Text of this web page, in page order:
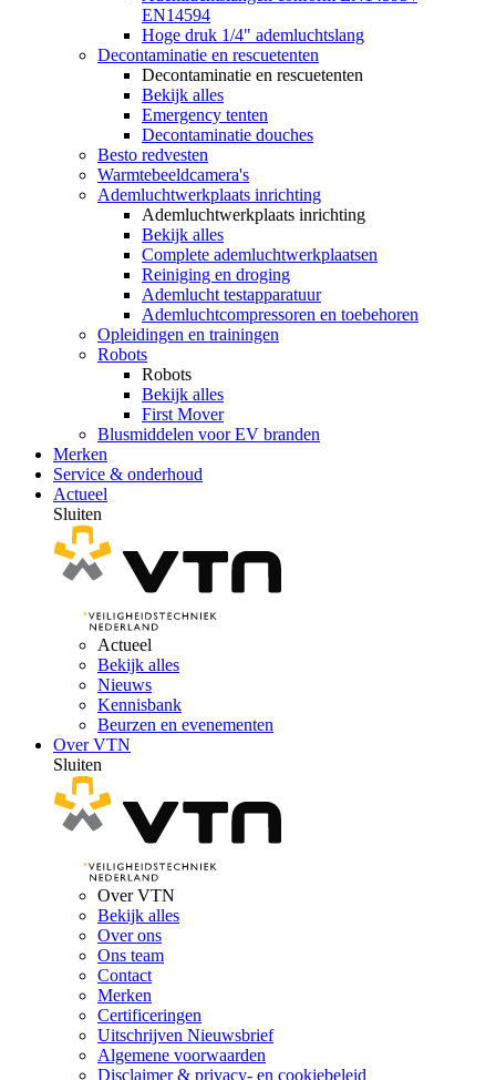
EN14594
Hoge druk 1/4" ademluchtslang
Decontaminatie en rescuetenten
Decontaminatie en rescuetenten
Bekijk alles
Emergency tenten
Decontaminatie douches
Besto redvesten
Warmtebeeldcamera's
Ademluchtwerkplaats inrichting
Ademluchtwerkplaats inrichting
Bekijk alles
Complete ademluchtwerkplaatsen
Reiniging en droging
Ademlucht testapparatuur
Ademluchtcompressoren en toebehoren
Opleidingen en trainingen
Robots
Robots
Bekijk alles
First Mover
Blusmiddelen voor EV branden
Merken
Service & onderhoud
Actueel
Sluiten
Actueel
Bekijk alles
Nieuws
Kennisbank
Beurzen en evenementen
Over VTN
Sluiten
Over VTN
Bekijk alles
Over ons
Ons team
Contact
Merken
Certificeringen
Uitschrijven Nieuwsbrief
Algemene voorwaarden
Disclaimer & privacy- en cookiebeleid